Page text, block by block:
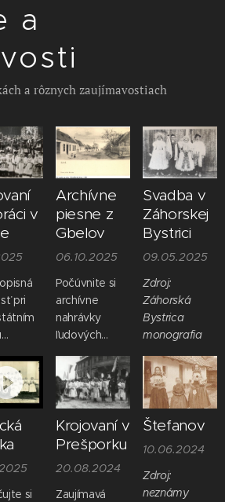
a
a rôznych zaujímavostiach
v
pri
od
Archívne
piesne z
Gbelov
06.10.2025
Počúvnite si
archívne
nahrávky
ľudových
mestečka
Gbely. Kliknite
na obrázok.
Svadba v
Záhorskej
Bystrici
09.05.2025
Zdroj:
Záhorská
Bystrica
monografia
si
Krojovaní v
Prešporku
20.08.2024
Zaujímavá
Štefanov
10.06.2024
Zdroj:
neznámy